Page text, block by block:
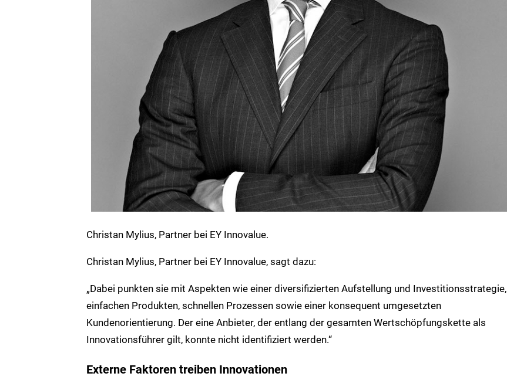
Christan Mylius, Partner bei EY Innovalue.
Christan Mylius, Partner bei EY Innovalue, sagt dazu:
„Dabei punkten sie mit Aspekten wie einer diversifizierten Aufstellung und Investitionsstrategie,
einfachen Produkten, schnellen Prozessen sowie einer konsequent umgesetzten
Kundenorientierung. Der eine Anbieter, der entlang der gesamten Wertschöpfungskette als
Innovationsführer gilt, konnte nicht identifiziert werden.“
Externe Faktoren treiben Innovationen